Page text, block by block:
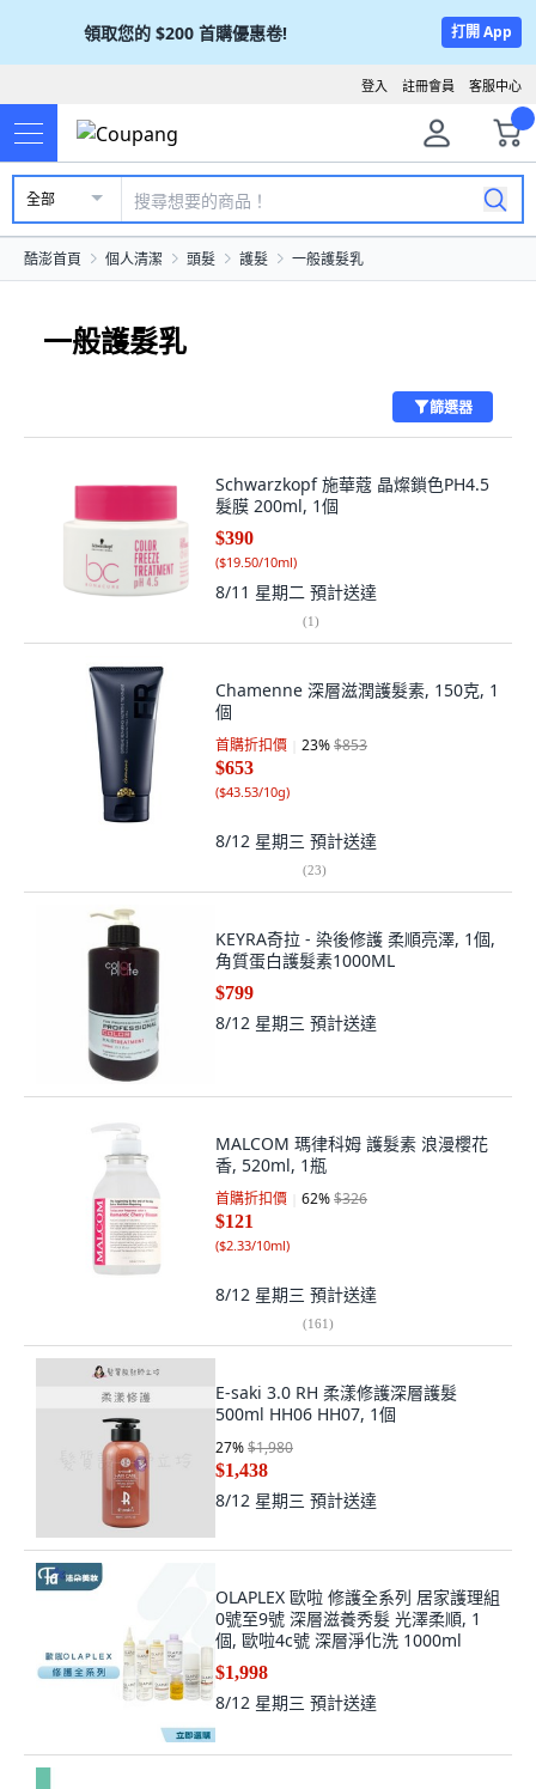
領取您的 $200 首購優惠卷! 打開 App
客服中心
註冊會員
登入
全部
酷澎首頁 個人清潔 頭髮 護髮 一般護髮乳
一般護髮乳
篩選器
Schwarzkopf 施華蔻 晶燦鎖色PH4.5
髮膜 200ml, 1個
$390
($19.50/10ml)
8/11 星期二 預計送達
(1)
Chamenne 深層滋潤護髮素, 150克, 1
個
首購折扣價 23%$853
$653
($43.53/10g)
8/12 星期三 預計送達
(23)
KEYRA奇拉 - 染後修護 柔順亮澤, 1個,
角質蛋白護髮素1000ML
$799
8/12 星期三 預計送達
MALCOM 瑪律科姆 護髮素 浪漫櫻花
香, 520ml, 1瓶
首購折扣價 62%$326
$121
($2.33/10ml)
8/12 星期三 預計送達
(161)
E-saki 3.0 RH 柔漾修護深層護髮
500ml HH06 HH07, 1個
27%$1,980
$1,438
8/12 星期三 預計送達
OLAPLEX 歐啦 修護全系列 居家護理組
0號至9號 深層滋養秀髮 光澤柔順, 1
個, 歐啦4c號 深層淨化洗 1000ml
$1,998
8/12 星期三 預計送達